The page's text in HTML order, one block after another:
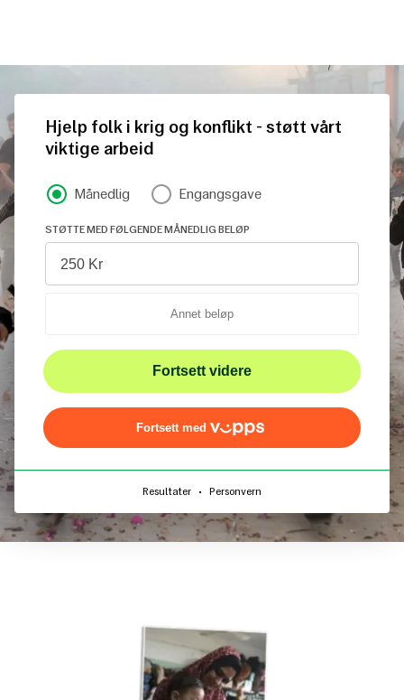
Hjelp folk i krig og konflikt - støtt vårt
viktige arbeid
Support type
Månedlig Engangsgave
STØTTE MED FØLGENDE MÅNEDLIG BELØP
Fortsett videre
Fortsett med
Resultater · Personvern